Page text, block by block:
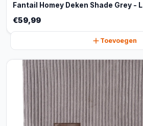
Fantail Homey Deken Shade Grey - L
€59,99
Toevoegen